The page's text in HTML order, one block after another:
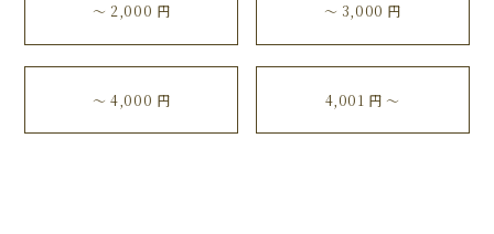
〜 2,000 円 〜 3,000 円
〜 4,000 円 4,001 円 〜